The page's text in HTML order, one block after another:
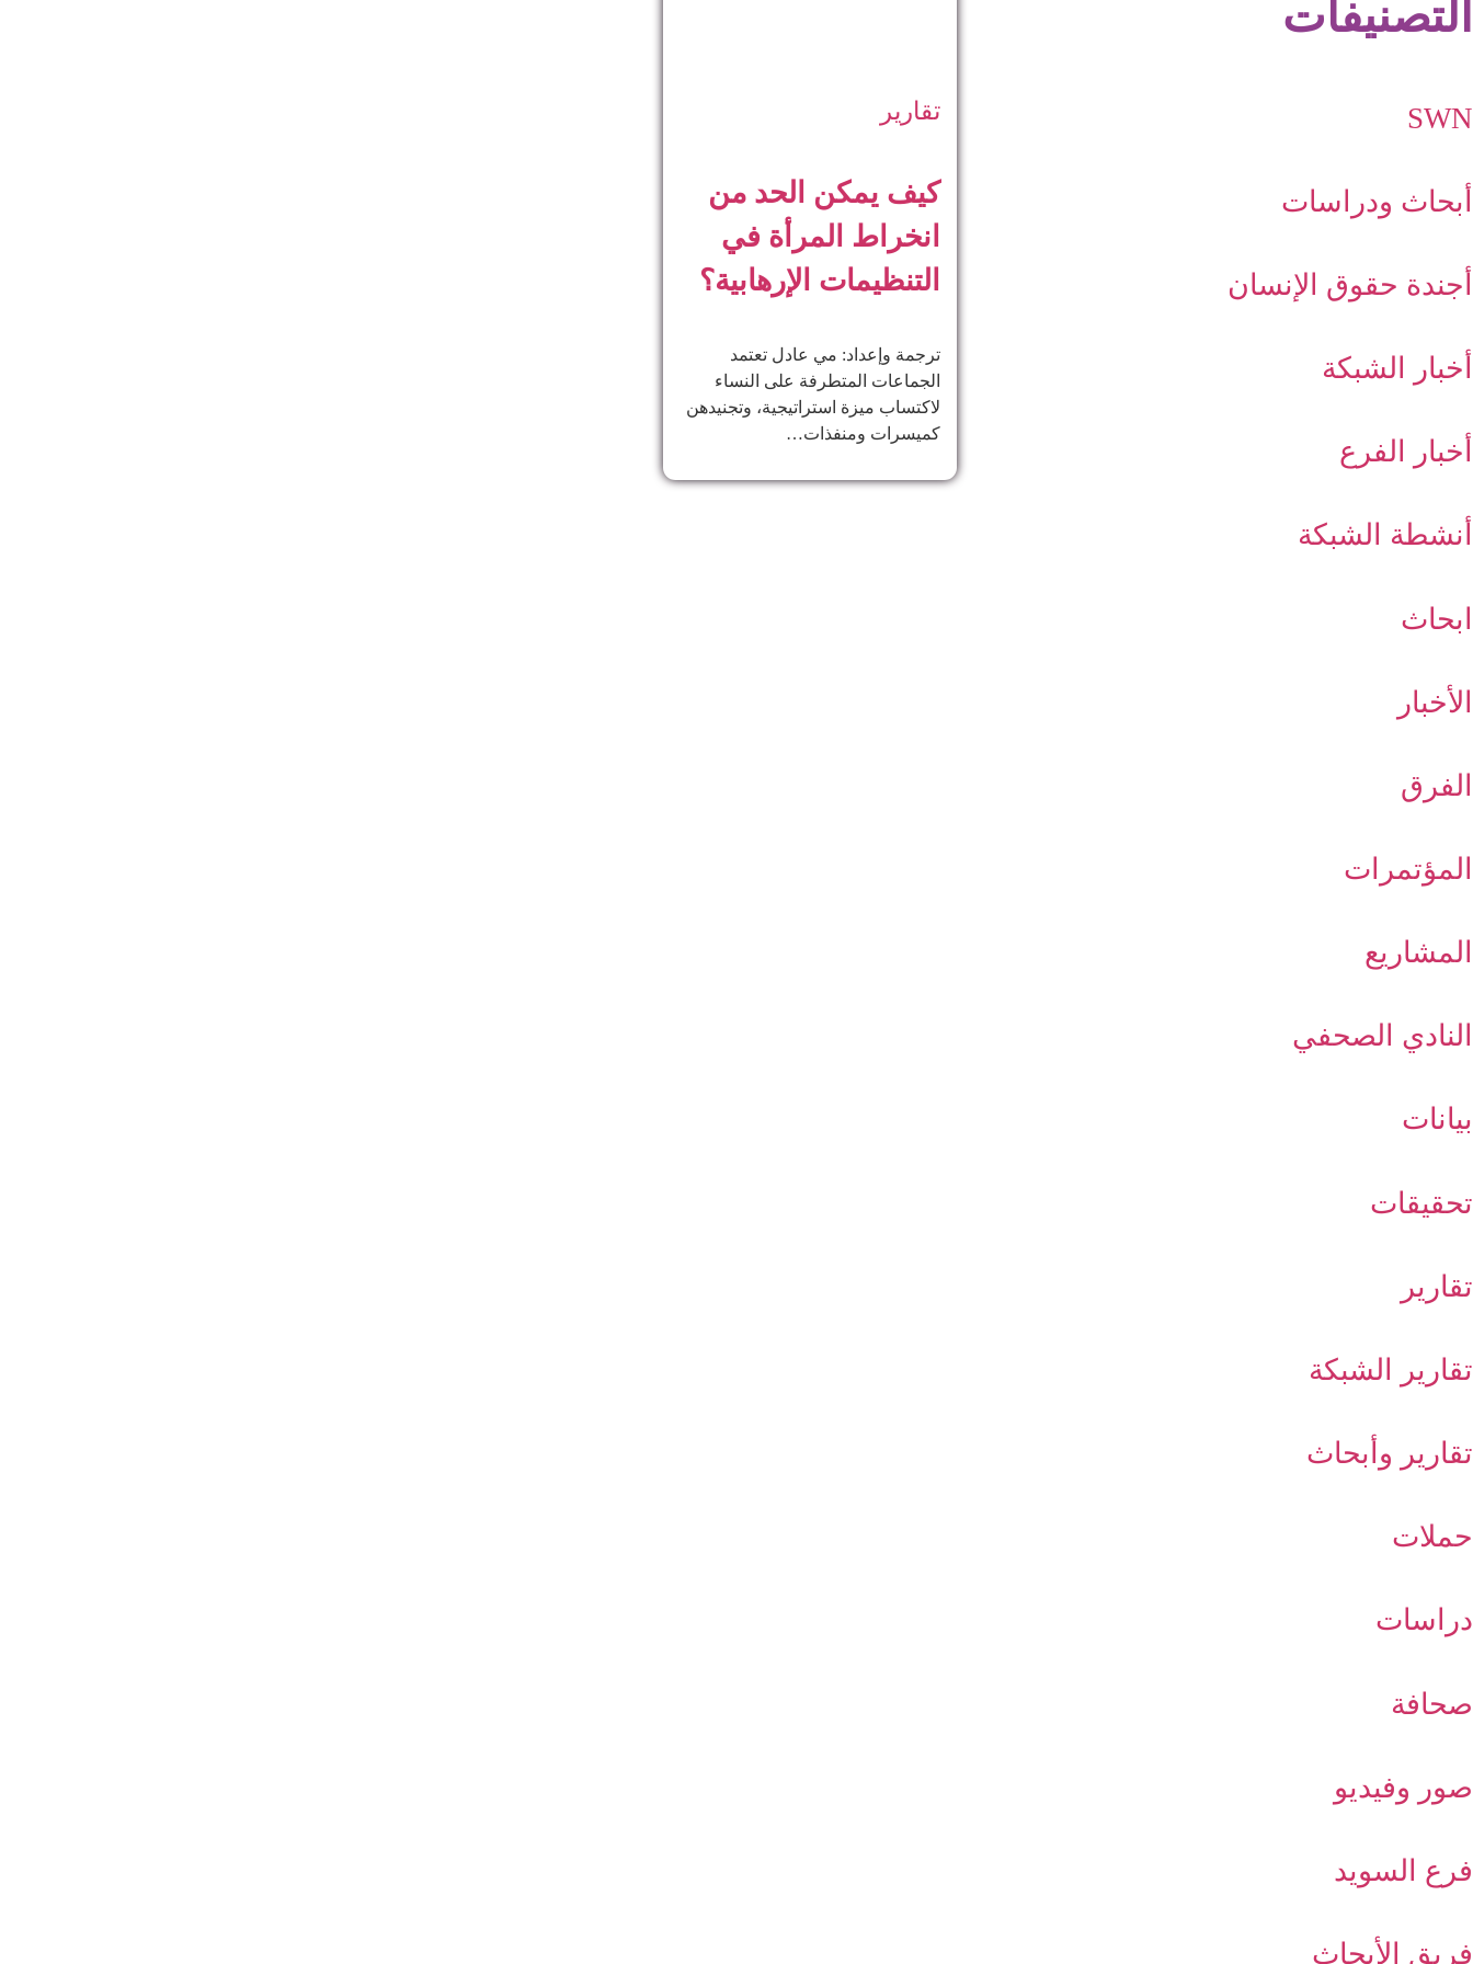
التصنيفات
SWN
أبحاث ودراسات
أجندة حقوق الإنسان
أخبار الشبكة
أخبار الفرع
أنشطة الشبكة
ابحاث
الأخبار
الفرق
المؤتمرات
المشاريع
النادي الصحفي
بيانات
تحقيقات
تقارير
تقارير الشبكة
تقارير وأبحاث
حملات
دراسات
صحافة
صور وفيديو
فرع السويد
فريق الأبحاث
تقارير
كيف يمكن الحد من
انخراط المرأة في
التنظيمات الإرهابية؟
ترجمة وإعداد: مي عادل تعتمد
الجماعات المتطرفة على النساء
لاكتساب ميزة استراتيجية، وتجنيدهن
كميسرات ومنفذات…